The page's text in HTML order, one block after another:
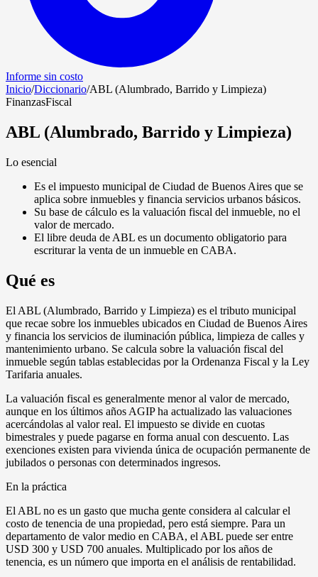
Informe sin costo
Inicio/Diccionario/ABL (Alumbrado, Barrido y Limpieza)
FinanzasFiscal
ABL (Alumbrado, Barrido y Limpieza)
Lo esencial
Es el impuesto municipal de Ciudad de Buenos Aires que se
aplica sobre inmuebles y financia servicios urbanos básicos.
Su base de cálculo es la valuación fiscal del inmueble, no el
valor de mercado.
El libre deuda de ABL es un documento obligatorio para
escriturar la venta de un inmueble en CABA.
Qué es
El ABL (Alumbrado, Barrido y Limpieza) es el tributo municipal
que recae sobre los inmuebles ubicados en Ciudad de Buenos Aires
y financia los servicios de iluminación pública, limpieza de calles y
mantenimiento urbano. Se calcula sobre la valuación fiscal del
inmueble según tablas establecidas por la Ordenanza Fiscal y la Ley
Tarifaria anuales.
La valuación fiscal es generalmente menor al valor de mercado,
aunque en los últimos años AGIP ha actualizado las valuaciones
acercándolas al valor real. El impuesto se divide en cuotas
bimestrales y puede pagarse en forma anual con descuento. Las
exenciones existen para vivienda única de ocupación permanente de
jubilados o personas con determinados ingresos.
En la práctica
El ABL no es un gasto que mucha gente considera al calcular el
costo de tenencia de una propiedad, pero está siempre. Para un
departamento de valor medio en CABA, el ABL puede ser entre
USD 300 y USD 700 anuales. Multiplicado por los años de
tenencia, es un número que importa en el análisis de rentabilidad.